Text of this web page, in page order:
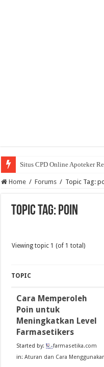
Situs CPD Online Apoteker
Home / Forums / Topic Tag:
Topic Tag: poin
Viewing topic 1 (of 1 total)
TOPIC
Cara Memperoleh
Poin untuk
Meningkatkan Level
Farmasetikers
Started by:
farmasetika.com
in:Aturan dan Cara